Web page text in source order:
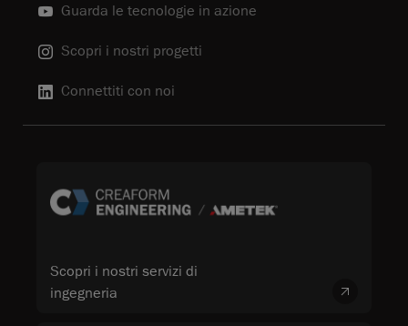
Guarda le tecnologie in azione
Scopri i nostri progetti
Connettiti con noi
Scopri i nostri servizi di
ingegneria